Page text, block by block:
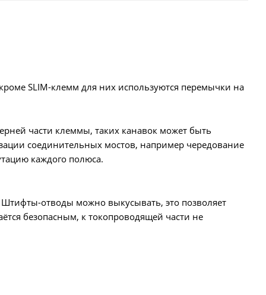
SLIM-клемм для них используются перемычки на
части клеммы, таких канавок может быть
соединительных мостов, например чередование
каждого полюса.
отводы можно выкусывать, это позволяет
безопасным, к токопроводящей части не